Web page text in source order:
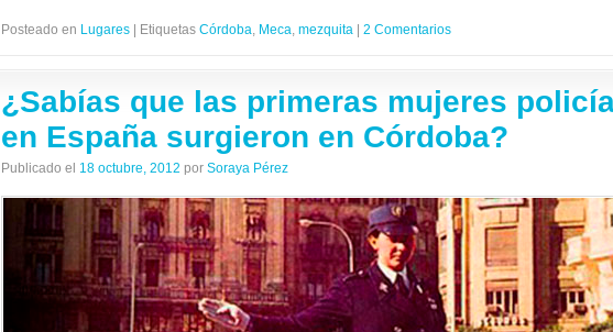
Posteado en Lugares Etiquetas Córdoba, Meca, mezquita 2 Comentarios
¿Sabías que las primeras mujeres
en España surgieron en Córdoba?
Publicado el 18 octubre, 2012 por Soraya Pérez